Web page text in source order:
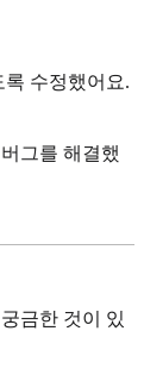
수정했어요.
그를 해결했
금한 것이 있